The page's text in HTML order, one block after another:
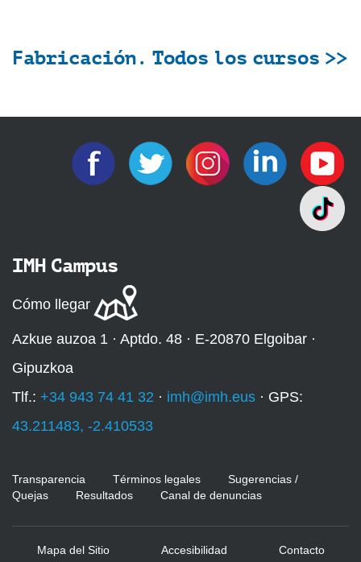
Fabricación. Todos los cursos >>
IMH Campus
Cómo llegar
Azkue auzoa 1 · Aptdo. 48 · E-20870 Elgoibar ·
Gipuzkoa
Tlf.: +34 943 74 41 32 · imh@imh.eus · GPS:
43.211483, -2.410533
Transparencia Términos legales
Sugerencias /
Quejas
Resultados Canal de denuncias
Mapa del Sitio Accesibilidad Contacto